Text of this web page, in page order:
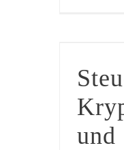
und